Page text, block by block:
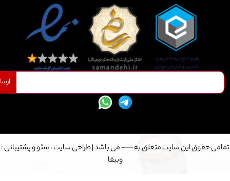
ارسال
حقوق این سایت متعلق به —- می باشد |طراحی سایت،سئوو پشتیبانی :
وبیفا